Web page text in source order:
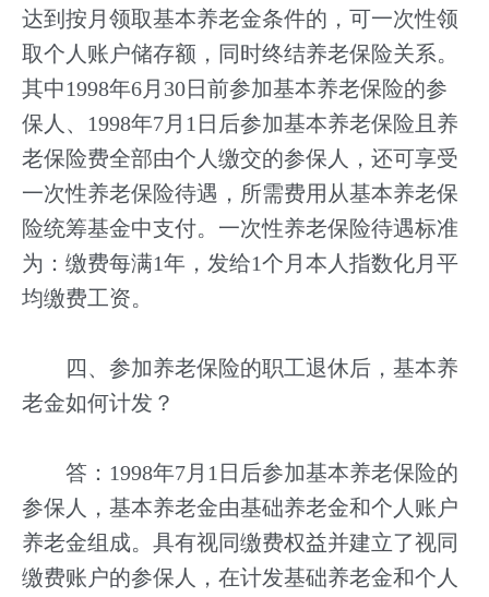
达到按月领取基本养老金条件的，可一次性领
取个人账户储存额，同时终结养老保险关系。
其中1998年6月30日前参加基本养老保险的参
保人、1998年7月1日后参加基本养老保险且养
老保险费全部由个人缴交的参保人，还可享受
一次性养老保险待遇，所需费用从基本养老保
险统筹基金中支付。一次性养老保险待遇标准
为：缴费每满1年，发给1个月本人指数化月平
均缴费工资。
四、参加养老保险的职工退休后，基本养
老金如何计发？
答：1998年7月1日后参加基本养老保险的
参保人，基本养老金由基础养老金和个人账户
养老金组成。具有视同缴费权益并建立了视同
缴费账户的参保人，在计发基础养老金和个人